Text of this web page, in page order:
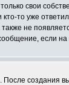
свои
то уже
не
если на
создания